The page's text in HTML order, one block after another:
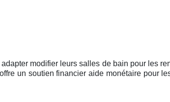
modifier leurs salles de bain pour les
un soutien financier aide monétaire pour